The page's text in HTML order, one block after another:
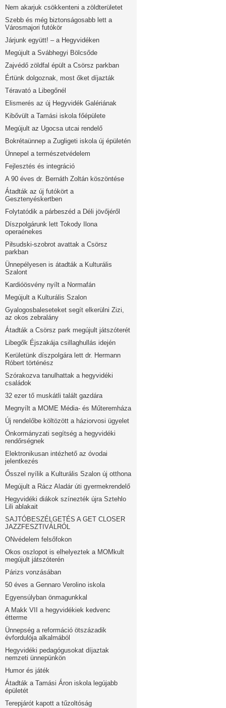
Nem akarjuk csökkenteni a zöldterületet
Szebb és még biztonságosabb lett a
Városmajori futókör
Járjunk együtt! – a Hegyvidéken
Megújult a Svábhegyi Bölcsőde
Zajvédő zöldfal épült a Csörsz parkban
Értünk dolgoznak, most őket díjazták
Téravató a Libegőnél
Elismerés az új Hegyvidék Galériának
Kibővült a Tamási iskola főépülete
Megújult az Ugocsa utcai rendelő
Bokrétaünnep a Zugligeti iskola új épületén
Ünnepel a természetvédelem
Fejlesztés és integráció
A 90 éves dr. Bernáth Zoltán köszöntése
Átadták az új futókört a
Gesztenyéskertben
Folytatódik a párbeszéd a Déli jövőjéről
Díszpolgárunk lett Tokody Ilona
operaénekes
Piłsudski-szobrot avattak a Csörsz
parkban
Ünnepélyesen is átadták a Kulturális
Szalont
Kardióösvény nyílt a Normafán
Megújult a Kulturális Szalon
Gyalogosbaleseteket segít elkerülni Zizi,
az okos zebralány
Átadták a Csörsz park megújult játszóterét
Libegők Éjszakája csillaghullás idején
Kerületünk díszpolgára lett dr. Hermann
Róbert történész
Szórakozva tanulhattak a hegyvidéki
családok
32 ezer tő muskátli talált gazdára
Megnyílt a MOME Média- és Műteremháza
Új rendelőbe költözött a háziorvosi ügyelet
Önkormányzati segítség a hegyvidéki
rendőrségnek
Elektronikusan intézhető az óvodai
jelentkezés
Ősszel nyílik a Kulturális Szalon új otthona
Megújult a Rácz Aladár úti gyermekrendelő
Hegyvidéki diákok színezték újra Sztehlo
Lili ablakait
SAJTÓBESZÉLGETÉS A GET CLOSER
JAZZFESZTIVÁLRÓL
ONvédelem felsőfokon
Okos oszlopot is elhelyeztek a MOMkult
megújult játszóterén
Párizs vonzásában
50 éves a Gennaro Verolino iskola
Egyensúlyban önmagunkkal
A Makk VII a hegyvidékiek kedvenc
étterme
Ünnepség a reformáció ötszázadik
évfordulója alkalmából
Hegyvidéki pedagógusokat díjaztak
nemzeti ünnepünkön
Humor és játék
Átadták a Tamási Áron iskola legújabb
épületét
Terepjárót kapott a tűzoltóság